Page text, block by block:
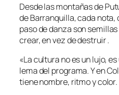
Desde las montañas de
de Barranquilla, cada nota,
paso de danza son
crear, en vez de destruir .
«La cultura no es un lujo,
lema del programa. Y en
tiene nombre, ritmo y color.